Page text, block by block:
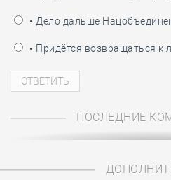
• Дело дальше
• Придётся возвращаться к
ПОСЛЕДНИЕ